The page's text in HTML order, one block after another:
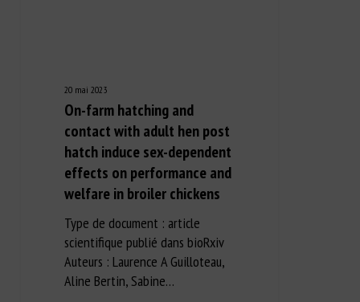
20 mai 2023
On-farm hatching and
contact with adult hen post
hatch induce sex-dependent
effects on performance and
welfare in broiler chickens
Type de document : article
scientifique publié dans bioRxiv
Auteurs : Laurence A Guilloteau,
Aline Bertin, Sabine…